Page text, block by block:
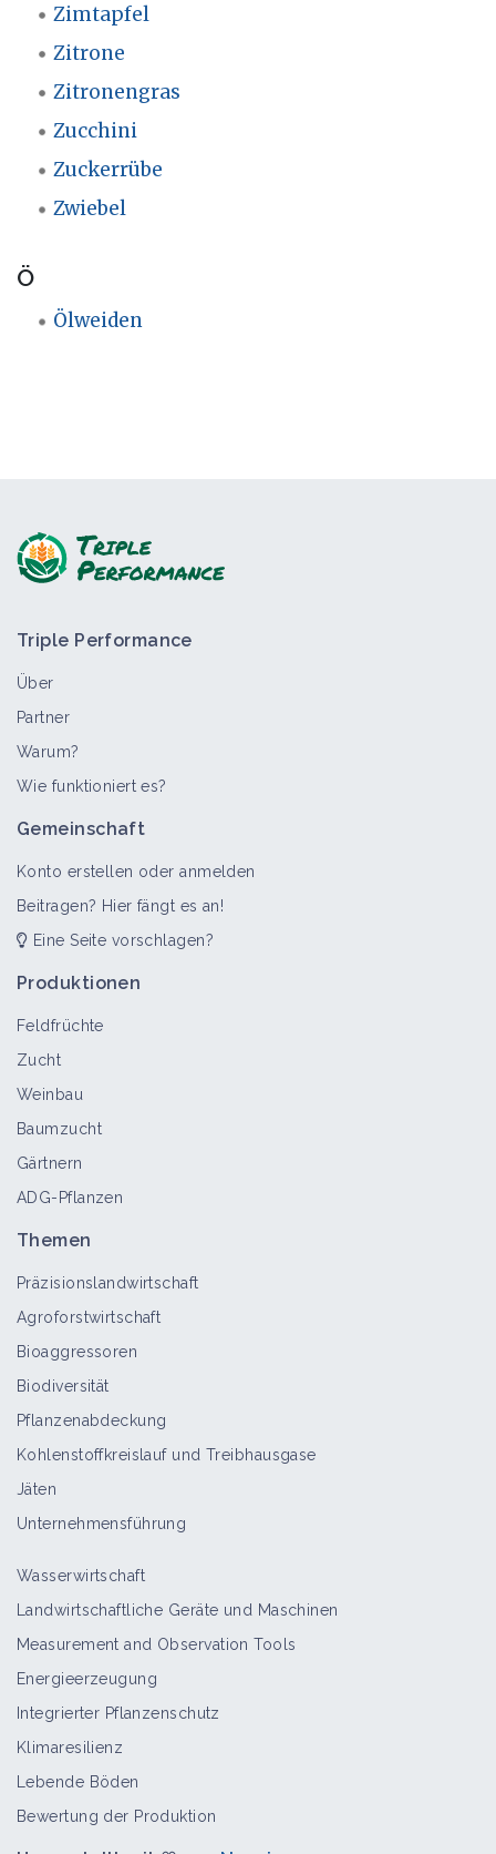
Zimtapfel
Zitrone
Zitronengras
Zucchini
Zuckerrübe
Zwiebel
Ö
Ölweiden
Triple Performance
Über
Partner
Warum?
Wie funktioniert es?
Gemeinschaft
Konto erstellen oder anmelden
Beitragen? Hier fängt es an!
Eine Seite vorschlagen?
Produktionen
Feldfrüchte
Zucht
Weinbau
Baumzucht
Gärtnern
ADG-Pflanzen
Themen
Präzisionslandwirtschaft
Agroforstwirtschaft
Bioaggressoren
Biodiversität
Pflanzenabdeckung
Kohlenstoffkreislauf und Treibhausgase
Jäten
Unternehmensführung
Wasserwirtschaft
Landwirtschaftliche Geräte und Maschinen
Measurement and Observation Tools
Energieerzeugung
Integrierter Pflanzenschutz
Klimaresilienz
Lebende Böden
Bewertung der Produktion